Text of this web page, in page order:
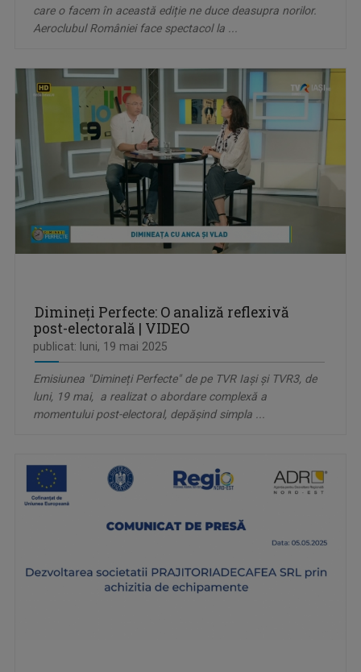
care o facem în această ediție ne duce deasupra norilor.
Aeroclubul României face spectacol la ...
Dimineți Perfecte: O analiză reflexivă
post-electorală | VIDEO
publicat: luni, 19 mai 2025
Emisiunea "Dimineți Perfecte" de pe TVR Iași și TVR3, de
luni, 19 mai, a realizat o abordare complexă a
momentului post-electoral, depășind simpla ...